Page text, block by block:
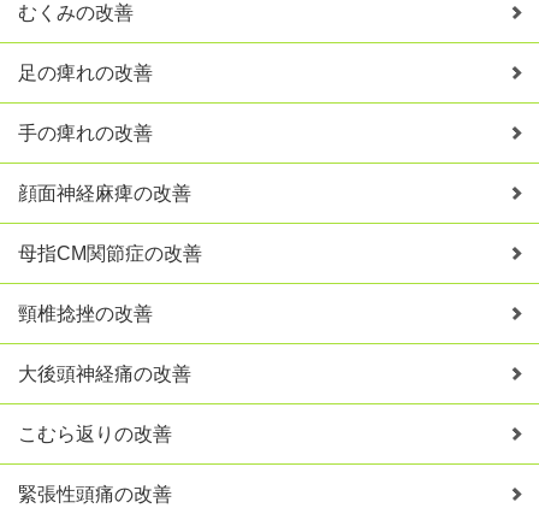
むくみの改善
足の痺れの改善
手の痺れの改善
顔面神経麻痺の改善
母指CM関節症の改善
頸椎捻挫の改善
大後頭神経痛の改善
こむら返りの改善
緊張性頭痛の改善